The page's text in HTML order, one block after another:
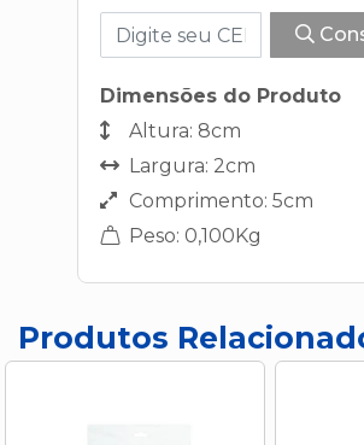
Dimensões do Produto
Altura: 8cm
Largura: 2cm
Comprimento: 5cm
Peso: 0,100Kg
Produtos